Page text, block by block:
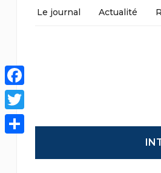
Le journal Actualité
Facebook
Twitter